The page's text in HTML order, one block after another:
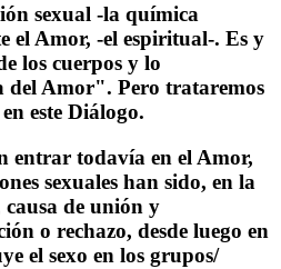
sexual -la química
el Amor, -el espiritual-. Es y
los cuerpos y lo
del Amor". Pero trataremos
este Diálogo.
entrar todavía en el Amor,
sexuales han sido, en la
de unión y
o rechazo, desde luego en
el sexo en los grupos/